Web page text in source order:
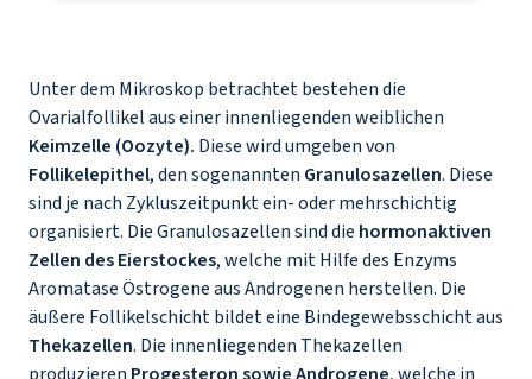
Unter dem Mikroskop betrachtet bestehen die
Ovarialfollikel aus einer innenliegenden weiblichen
Keimzelle (Oozyte). Diese wird umgeben von
Follikelepithel, den sogenannten Granulosazellen. Diese
sind je nach Zykluszeitpunkt ein- oder mehrschichtig
organisiert. Die Granulosazellen sind die hormonaktiven
Zellen des Eierstockes, welche mit Hilfe des Enzyms
Aromatase Östrogene aus Androgenen herstellen. Die
äußere Follikelschicht bildet eine Bindegewebsschicht aus
Thekazellen. Die innenliegenden Thekazellen